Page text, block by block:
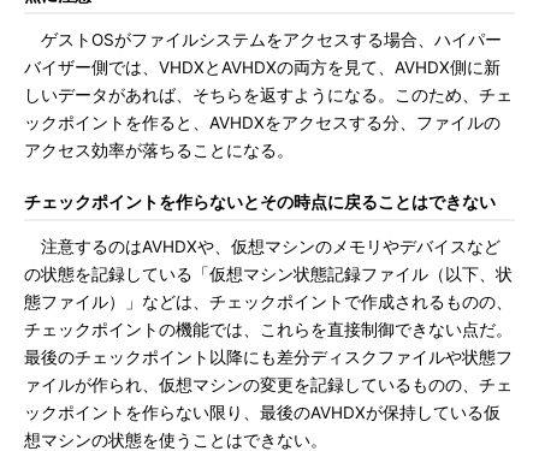
ゲストOSがファイルシステムをアクセスする場合、ハイパー
バイザー側では、VHDXとAVHDXの両方を見て、AVHDX側に新
しいデータがあれば、そちらを返すようになる。このため、チェ
ックポイントを作ると、AVHDXをアクセスする分、ファイルの
アクセス効率が落ちることになる。
チェックポイントを作らないとその時点に戻ることはできない
注意するのはAVHDXや、仮想マシンのメモリやデバイスなど
の状態を記録している「仮想マシン状態記録ファイル（以下、状
態ファイル）」などは、チェックポイントで作成されるものの、
チェックポイントの機能では、これらを直接制御できない点だ。
最後のチェックポイント以降にも差分ディスクファイルや状態フ
ァイルが作られ、仮想マシンの変更を記録しているものの、チェ
ックポイントを作らない限り、最後のAVHDXが保持している仮
想マシンの状態を使うことはできない。